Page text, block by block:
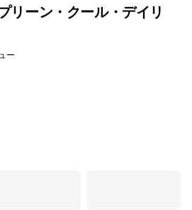
リーン・クール・デイリ
ー